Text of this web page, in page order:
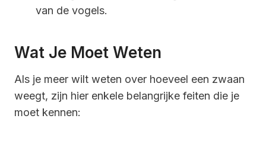
van de vogels.
Wat Je Moet Weten
Als je meer wilt weten over hoeveel een zwaan
weegt, zijn hier enkele belangrijke feiten die je
moet kennen: